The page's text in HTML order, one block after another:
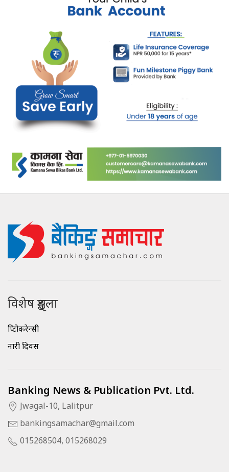
विशेष शृङ्खला
क्रिप्टोकरेन्सी
नारी दिवस
Banking News & Publication Pvt. Ltd.
Jwagal-10, Lalitpur
bankingsamachar@gmail.com
015268504, 015268029